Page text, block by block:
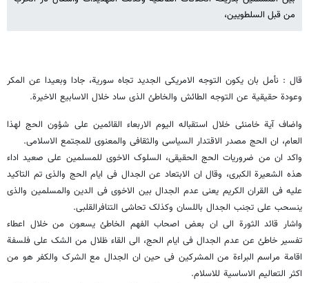
من قبل السلطویین،
قال : نأمل بان یکون التوجه الامریکی الجدید تجاه سوریة، جادا وبعیدا عن المکر
وعودة حقیقیة عن التوجه الطائش والخاطئ الذی ساد خلال الاسابیع الاخیرة.
واضاف آیة خامنئی خلال استقباله الیوم الاربعاء القائمین على شؤون الحج لهذا
العام، ان الحج مصدر الاقتدار السیاسی والثقافی والمعنوی للمجتمع الاسلامی.
واکد ان من ضروریات الحج الحقیقی، السلوک الاخوی للمسلمین على صعید اداء
هذه الشعیرة الکبرى، وقال ان الابتعاد عن الجدال فی ایام الحج والذی تم التاکید
علیه فی القران الکریم یعنی عدم الجدال بین الاخوى فی الدین والمسلمین والذی
ینسحب على تجنب الجدال باللسان وکذلک تحاشی التنافرالقلبی.
واشار قائد الثورة الى ان بعض اصحاب الفهم الخاطئ یسعون من خلال اعطاء
تفسیر خاطئ عن عدم الجدال فی ایام الحج، الى القاء ظلال من الشک على فلسفة
اقامة مراسم البراءة من المشرکین فی حین ان الجدال مع الشرک والکفر هو من
اکثر التعالیم الاساسیة للاسلام.